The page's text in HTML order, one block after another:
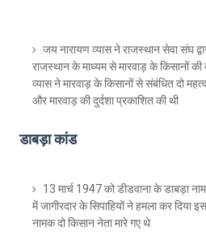
जय नारायण व्यास ने राजस्थान सेवा संघ
राजस्थान के माध्यम से मारवाड़ के किसानों
व्यास ने मारवाड़ के किसानों से संबंधित दो
और मारवाड़ की दुर्दशा प्रकाशित की थी
डाबड़ा कांड
13 मार्च 1947 को डीडवाना के डाबड़ा
में जागीरदार के सिपाहियों ने हमला कर दिया
नामक दो किसान नेता मारे गए थे